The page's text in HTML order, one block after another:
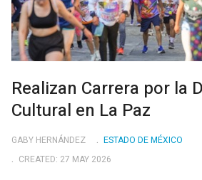
Realizan Carrera por la
Cultural en La Paz
GABY HERNÁNDEZ
ESTADO DE MÉXICO
CREATED: 27 MAY 2026